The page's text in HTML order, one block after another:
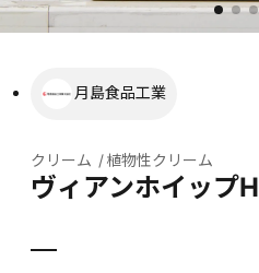
月島食品工業
クリーム 植物性クリーム
ヴィアンホイップH